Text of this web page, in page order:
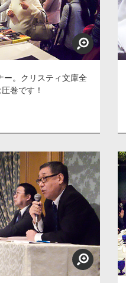
ー。クリスティ文庫全
巻です！